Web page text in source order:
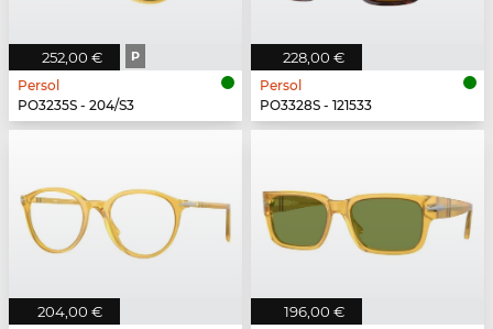
252,00 € P
Persol
PO3235S - 204/S3
228,00 €
Persol
PO3328S - 121533
204,00 € 196,00 €